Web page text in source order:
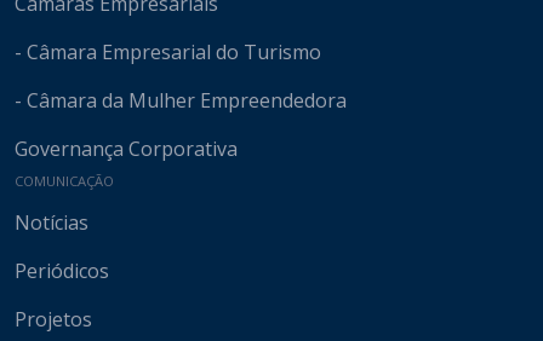
- Câmara Empresarial do Turismo
- Câmara da Mulher Empreendedora
Governança Corporativa
COMUNICAÇÃO
Notícias
Periódicos
Projetos